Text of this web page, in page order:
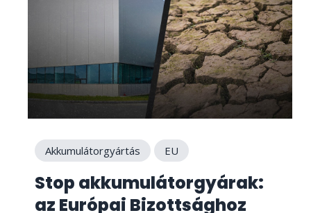
Akkumulátorgyártás EU
Stop akkumulátorgyárak:
az Európai Bizottsághoz